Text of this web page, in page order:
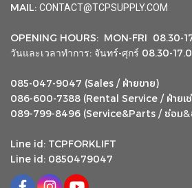
MAIL: CONTACT@TCPSUPPLY.COM
OPENING HOURS: MON-FRI 08.30-
วันและเวลาทำการ: จันทร์-ศุกร์ 08.30-
085-047-9047 (Sales / ฝ่ายขาย)
086-600-7388 (Rental Service / ฝ่ายเ
089-799-8496 (Service&Parts / ซ่อม&
Line id: TCPFORKLIFT
Line id: 0850479047